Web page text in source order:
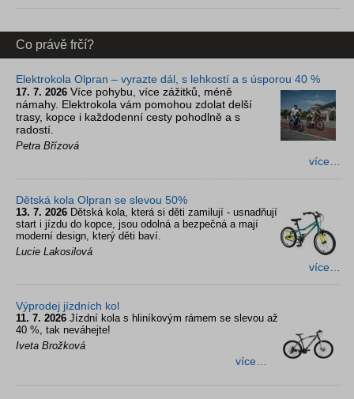
Co právě frčí?
Elektrokola Olpran – vyrazte dál, s lehkostí a s úsporou 40 %
17. 7. 2026 Více pohybu, více zážitků, méně
námahy. Elektrokola vám pomohou zdolat delší
trasy, kopce i každodenní cesty pohodlně a s
radostí.
Petra Břízová
více…
Dětská kola Olpran se slevou 50%
13. 7. 2026 Dětská kola, která si děti zamilují - usnadňují
start i jízdu do kopce, jsou odolná a bezpečná a mají
moderní design, který děti baví.
Lucie Lakosilová
více…
Výprodej jízdních kol
11. 7. 2026 Jízdní kola s hliníkovým rámem se slevou až
40 %, tak neváhejte!
Iveta Brožková
více…